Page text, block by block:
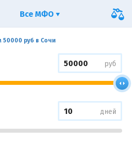
50000 руб в Сочи
руб
дней
Все МФО